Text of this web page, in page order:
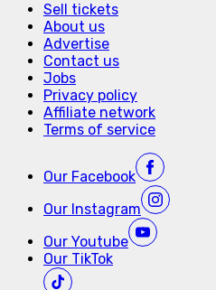
Sell tickets
About us
Advertise
Contact us
Jobs
Privacy policy
Affiliate network
Terms of service
Our Facebook
Our Instagram
Our Youtube
Our TikTok